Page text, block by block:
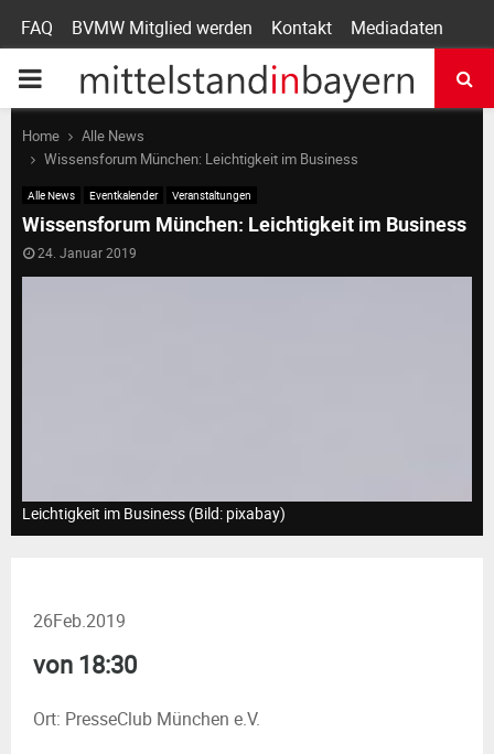
FAQ BVMW Mitglied werden Kontakt Mediadaten
P
R
M
M
N
U
Home
Alle News
Wissensforum München: Leichtigkeit im Business
Alle News Eventkalender Veranstaltungen
Wissensforum München: Leichtigkeit im Business
24. Januar 2019
Leichtigkeit im Business (Bild: pixabay)
26Feb.2019
von 18:30
Ort: PresseClub München e.V.